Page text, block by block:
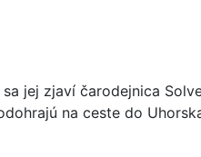
jej zjaví čarodejnica
na ceste do